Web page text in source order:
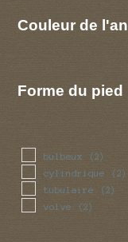
Couleur de
Forme du pied
bulbeux (2)
cylindrique (2)
tubulaire (2)
volve (2)